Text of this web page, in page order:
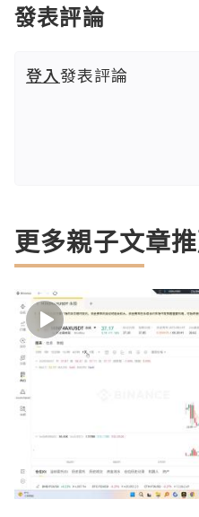
發表評論
登入發表評論
更多親子文章